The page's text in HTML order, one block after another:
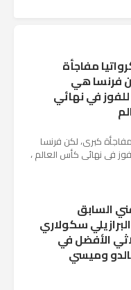
مفاجأة
فرنسا هي
في نهائي
كبرى، لكن فرنسا
في نهائي كأس العالم ،
الح...
السابق
سكولاري
الأفضل في
وميسي